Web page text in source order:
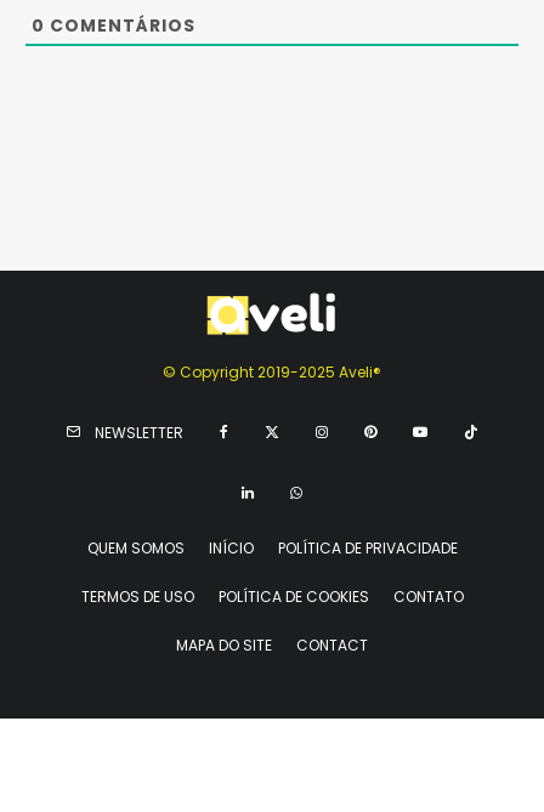
0 COMENTÁRIOS
© Copyright 2019-2025 Aveli®
NEWSLETTER
QUEM SOMOS INÍCIO POLÍTICA DE PRIVACIDADE
TERMOS DE USO POLÍTICA DE COOKIES CONTATO
MAPA DO SITE CONTACT